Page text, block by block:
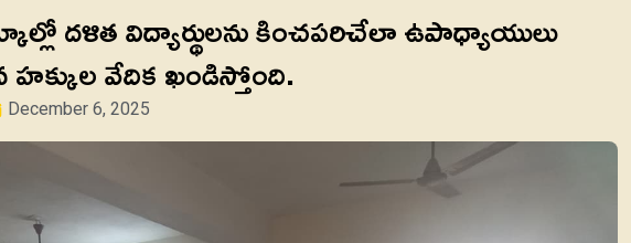
దళిత విద్యార్థులను కించపరిచేలా ఉపాధ్యాయులు
వేదిక ఖండిస్తోంది.
December 6, 2025